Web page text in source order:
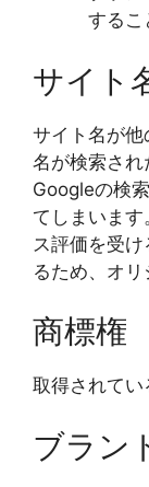
するこ
サイト
サイト名が他
名が検索され
Googleの検
てしまいま
ス評価を受
るため、オリ
商標権
取得されてい
ブラン